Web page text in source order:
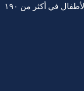
والإكسسوارات والأحذية للرجال والنساء والأطفال في أكثر من ١٩٠